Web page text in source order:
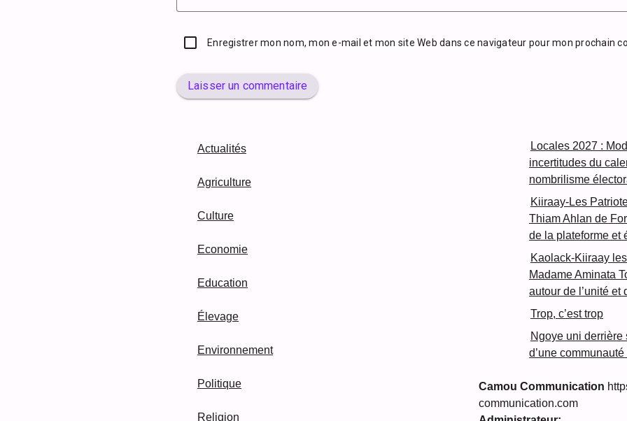
Enregistrer mon nom, mon e-mail et mon site Web dans ce navigateur pour mon prochain
Laisser un commentaire
Actualités
Agriculture
Culture
Economie
Education
Élevage
Environnement
Politique
Religion
Locales 2027 :
incertitudes du
nombrilisme
Kiiraay-Les
Thiam Ahlan de
de la plateforme et
Kaolack-Kiiraay
Madame Aminata
autour de l’unité et
Trop, c’est trop
Ngoye uni
d’une
Camou Communication
communication.com